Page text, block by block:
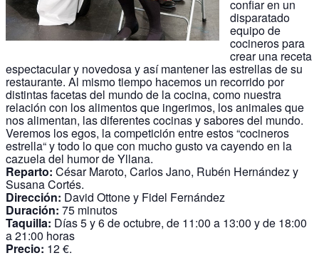
confiar en un
disparatado
equipo de
cocineros para
crear una receta
espectacular y novedosa y así mantener las estrellas de su
restaurante. Al mismo tiempo hacemos un recorrido por
distintas facetas del mundo de la cocina, como nuestra
relación con los alimentos que ingerimos, los animales que
nos alimentan, las diferentes cocinas y sabores del mundo.
Veremos los egos, la competición entre estos “cocineros
estrella“ y todo lo que con mucho gusto va cayendo en la
cazuela del humor de Yllana.
Reparto: César Maroto, Carlos Jano, Rubén Hernández y
Susana Cortés.
Dirección: David Ottone y Fidel Fernández
Duración: 75 minutos
Taquilla: Días 5 y 6 de octubre, de 11:00 a 13:00 y de 18:00
a 21:00 horas
Precio: 12 €.